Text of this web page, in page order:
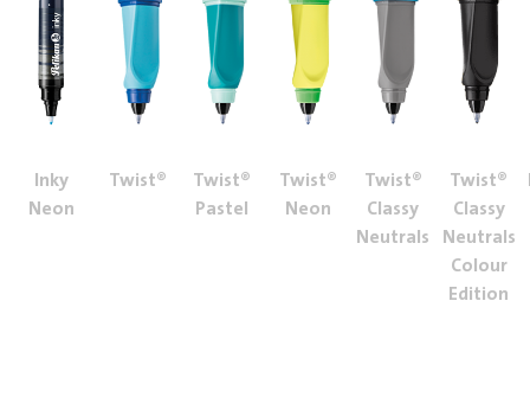
Inky
Neon
Twist®
Twist®
Pastel
Twist®
Neon
Twist®
Classy
Neutrals
Twist®
Classy
Neutrals
Colour
Edition